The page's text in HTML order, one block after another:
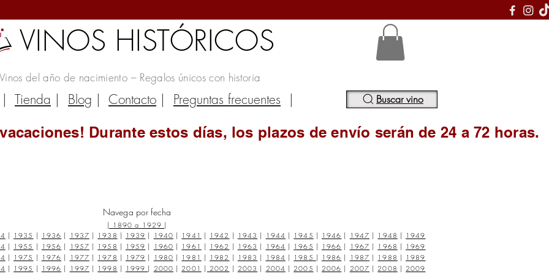
VINOS HISTÓRICOS
Vinos del año de nacimiento – Regalos únicos con historia
| Tienda | Blog | Contacto | Preguntas frecuentes | Buscar vino
Durante estos días, los plazos de envío serán de 24 a 72 horas.
Navega por fecha
| 1890 a 1929 |
| 1935 | 1936 | 1937 | 1938 | 1939 | 1940 | 1941 | 1942 | 1943 | 1944 | 1945 | 1946 | 1947 | 1948 | 1949
| 1955 | 1956 | 1957 | 1958 | 1959 | 1960 | 1961 | 1962 | 1963 | 1964 | 1965 | 1966 | 1967 | 1968 | 1969
| 1975 | 1976 | 1977 | 1978 | 1979 | 1980 | 1981 | 1982 | 1983 | 1984 | 1985 | 1986 | 1987 | 1988 | 1989
| 1995 | 1996 | 1997 | 1998 | 1999 | 2000 | 2001 | 2002 | 2003 | 2004 | 2005 | 2006 | 2007 | 2008 | 2009